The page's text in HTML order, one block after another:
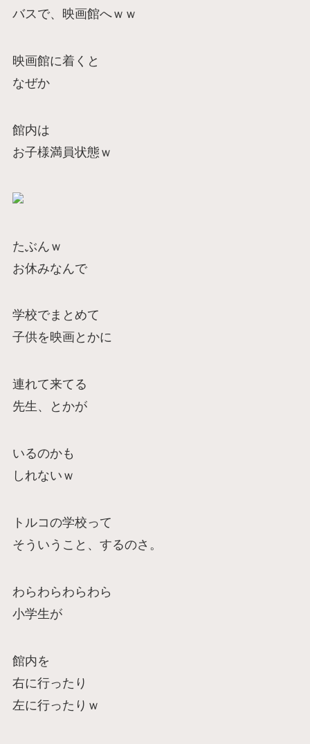
バスで、映画館へｗｗ
映画館に着くと
なぜか
館内は
お子様満員状態ｗ
たぶんｗ
お休みなんで
学校でまとめて
子供を映画とかに
連れて来てる
先生、とかが
いるのかも
しれないｗ
トルコの学校って
そういうこと、するのさ。
わらわらわらわら
小学生が
館内を
右に行ったり
左に行ったりｗ